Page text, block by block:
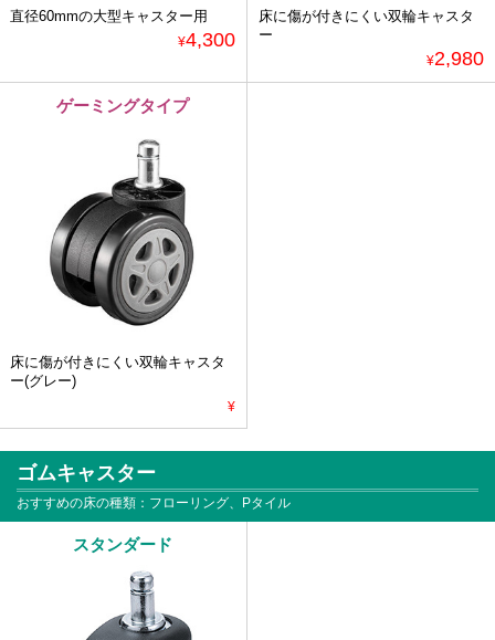
直径60mmの大型キャスター用
¥4,300
床に傷が付きにくい双輪キャスタ
ー
¥2,980
ゲーミングタイプ
床に傷が付きにくい双輪キャスタ
ー(グレー)
¥
ゴムキャスター
おすすめの床の種類：フローリング、Pタイル
スタンダード